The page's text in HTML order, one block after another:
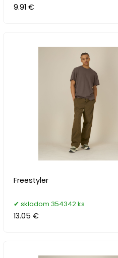
9.91 €
Freestyler
skladom 354342 ks
13.05 €